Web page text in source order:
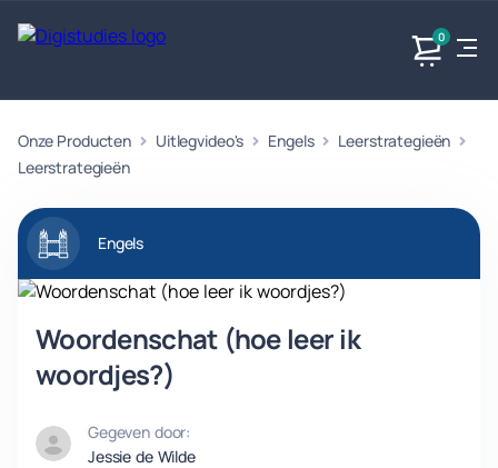
0
Exacte
vakken
Geen
vakken.
Taalvakken
vakken.
MaatschappijvakkenProducten
Onze Producten Uitlegvideo's Engels
Leerstrategieën
Leerstrategieën
Engels
Woordenschat (hoe leer ik
woordjes?)
Gegeven door:
Jessie de Wilde